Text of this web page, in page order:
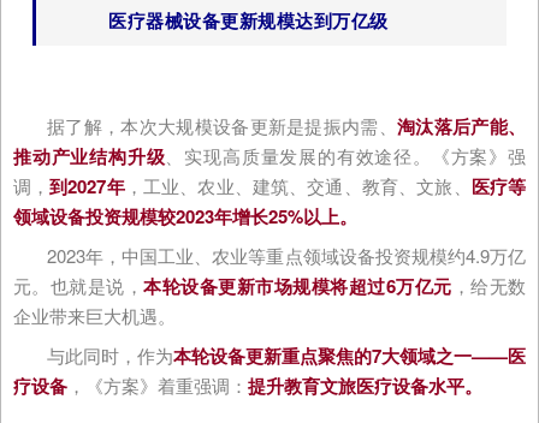
医疗器械设备更新规模达到万亿级
据了解，本次大规模设备更新是提振内需、淘汰落后产能、
推动产业结构升级 、实现高质量发展的有效途径。
《方案》强
调，到2027年，工业、农业、建筑、交通、教育、文旅、 医疗等
领域设备投资规模较2023年增长25%以上。
2023年，中国工业、农业等重点领域设备投资规模约4.9万亿
元。也就是说，本轮设备更新市场规模将超过6万亿元 ，给无数
企业带来巨大机遇。
与此同时，作为本轮设备更新重点聚焦的7大领域之一——医
疗设备 ，《方案》着重强调： 提升教育文旅医疗设备水平。